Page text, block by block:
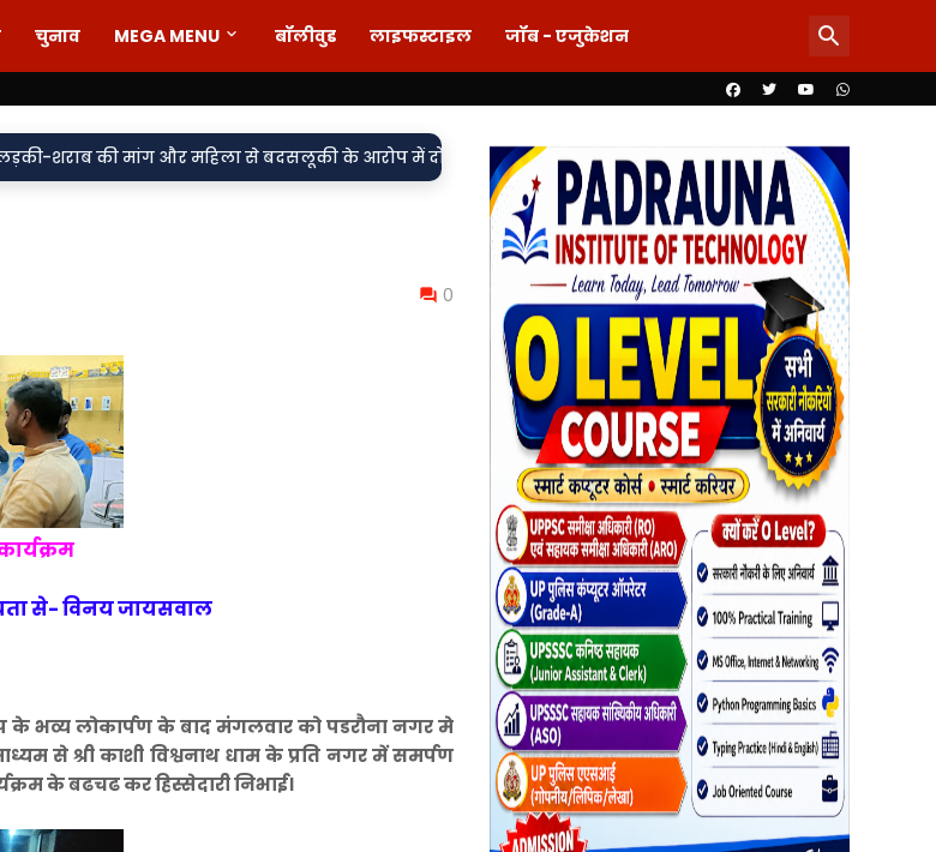
चुनाव MEGA MENU बॉलीवुड लाइफस्टाइल जॉब - एजुकेशन
और महिला से बदसलूकी के आरोप में दो सिपाही निलंबित, मुकदमा दर्ज,• 85 लाख का खेल या पारदर्शिता पर पर्दा?
0
से- विनय जायसवाल
के भव्य लोकार्पण के बाद मंगलवार को पडरौना नगर मे
से श्री काशी विश्वनाथ धाम के प्रति नगर में समर्पण
के बढचढ कर हिस्सेदारी निभाई।